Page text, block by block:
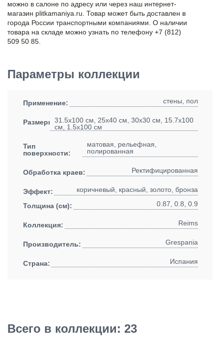
можно в салоне по адресу или через наш интернет-
магазин plitkamaniya.ru. Товар может быть доставлен в
города России транспортными компаниями. О наличии
товара на складе можно узнать по телефону +7 (812)
509 50 85.
Параметры коллекции
Применение: стены, пол
Размеры:31.5x100 см, 25x40 см, 30x30 см, 15.7x100
см, 1.5x100 см
Тип
поверхности:
матовая, рельефная,
полированная
Обработка краев: Ректифицированная
Эффект: коричневый, красный, золото, бронза
Толщина (см): 0.87, 0.8, 0.9
Коллекция: Reims
Производитель: Grespania
Страна: Испания
Всего в коллекции: 23